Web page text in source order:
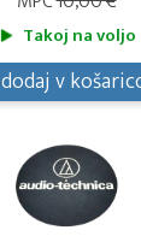
Takoj na voljo
dodaj v